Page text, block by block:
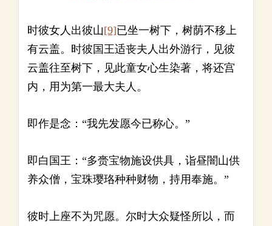
时彼女人出彼山[9]已坐一树下，树荫不移上
有云盖。时彼国王适丧夫人出外游行，见彼
云盖往至树下，见此童女心生染著，将还宫
内，用为第一最大夫人。
即作是念：“我先发愿今已称心。”
即白国王：“多赍宝物施设供具，诣昼闇山供
养众僧，宝珠璎珞种种财物，持用奉施。”
彼时上座不为咒愿。尔时大众疑怪所以，而